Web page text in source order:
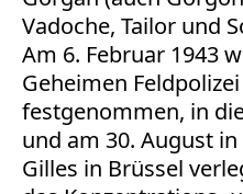
Vadoche, Tailor und
Am 6. Februar 1943
Geheimen
festgenommen, in
und am 30. August
Gilles in Brüssel